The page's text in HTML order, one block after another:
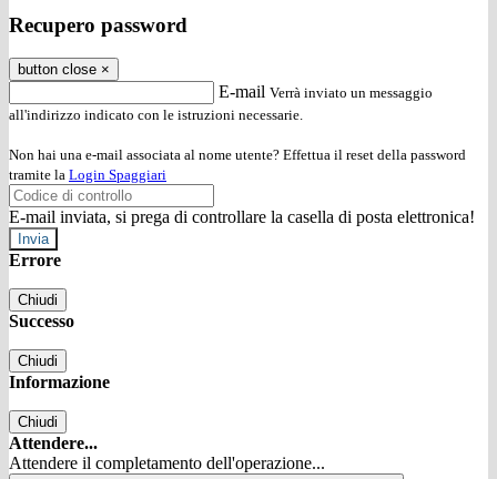
Recupero password
button close ×
E-mail Verrà inviato un messaggio
all'indirizzo indicato con le istruzioni necessarie.
Non hai una e-mail associata al nome utente? Effettua il reset della password
tramite la Login Spaggiari
E-mail inviata, si prega di controllare la casella di posta elettronica!
Errore
Chiudi
Successo
Chiudi
Informazione
Chiudi
Attendere...
Attendere il completamento dell'operazione...